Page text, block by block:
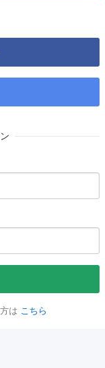
は こちら